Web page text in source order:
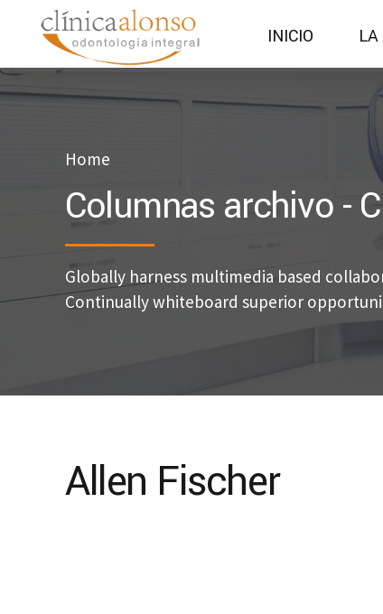
INICIO
Home
Columnas archivo -
Globally harness multimedia based
Continually whiteboard superior
Allen Fischer